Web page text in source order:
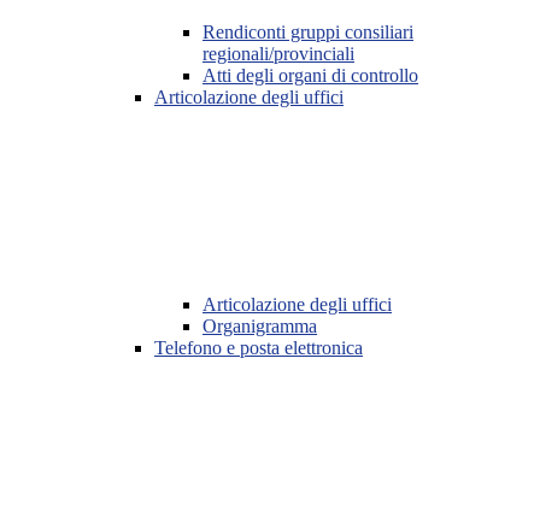
Rendiconti gruppi consiliari
regionali/provinciali
Atti degli organi di controllo
Articolazione degli uffici
Articolazione degli uffici
Organigramma
Telefono e posta elettronica